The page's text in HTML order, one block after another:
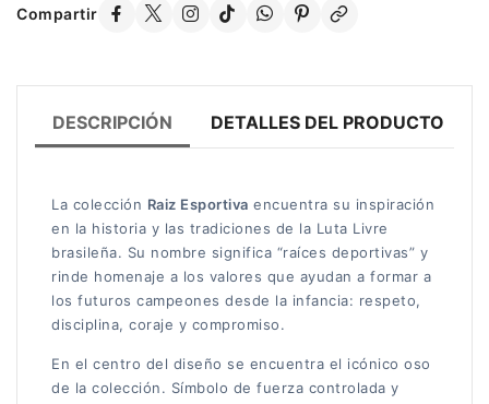
Compartir
DESCRIPCIÓN DETALLES DEL PRODUCTO
La colección Raiz Esportiva encuentra su inspiración
en la historia y las tradiciones de la Luta Livre
brasileña. Su nombre significa “raíces deportivas” y
rinde homenaje a los valores que ayudan a formar a
los futuros campeones desde la infancia: respeto,
disciplina, coraje y compromiso.
En el centro del diseño se encuentra el icónico oso
de la colección. Símbolo de fuerza controlada y